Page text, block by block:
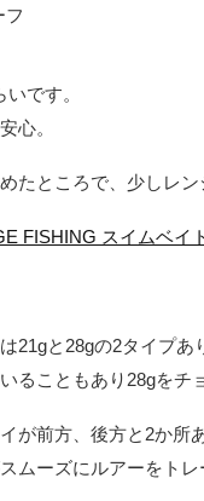
です。
心。
たところで、少しレ
FISHING スイムベイ
21gと28gの2タイプあ
ることもあり28gをチ
が前方、後方と2か所
ムーズにルアーをトレ